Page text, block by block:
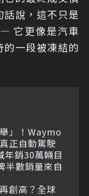
說，這不只是
— 它更像是汽車
一段被凍結的
」！Waymo
正自動駕駛
銷30萬輛目
半數銷量來自
創高？全球